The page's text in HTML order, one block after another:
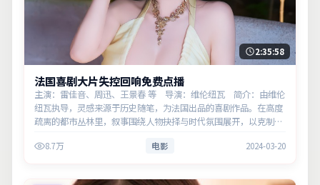
2:35:58
法国喜剧大片失控回响免费点播
主演：雷佳音、周迅、王景春 等 导演：维伦纽瓦 简介：由维伦
纽瓦执导，灵感来源于历史随笔，为法国出品的喜剧作品。在高度
疏离的都市丛林里，叙事围绕人物抉择与时代氛围展开，以克制镜
实意义。
8.7万 电影 2024-03-20